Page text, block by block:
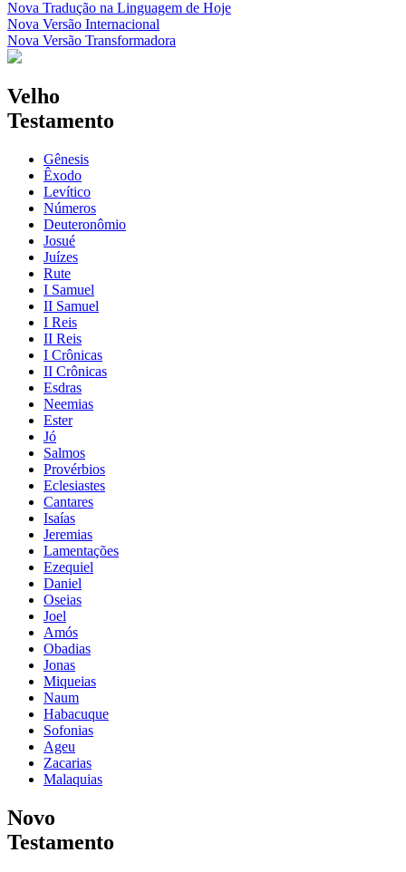
Nova Tradução na Linguagem de Hoje
Nova Versão Internacional
Nova Versão Transformadora
Velho
Testamento
Gênesis
Êxodo
Levítico
Números
Deuteronômio
Josué
Juízes
Rute
I Samuel
II Samuel
I Reis
II Reis
I Crônicas
II Crônicas
Esdras
Neemias
Ester
Jó
Salmos
Provérbios
Eclesiastes
Cantares
Isaías
Jeremias
Lamentações
Ezequiel
Daniel
Oseias
Joel
Amós
Obadias
Jonas
Miqueias
Naum
Habacuque
Sofonias
Ageu
Zacarias
Malaquias
Novo
Testamento